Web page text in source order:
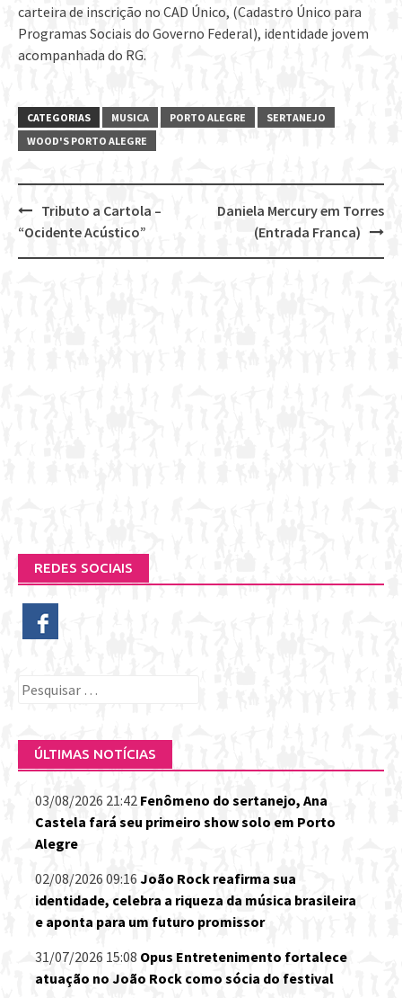
carteira de inscrição no CAD Único, (Cadastro Único para
Programas Sociais do Governo Federal), identidade jovem
acompanhada do RG.
CATEGORIAS MUSICA PORTO ALEGRE
SERTANEJO
WOOD'S PORTO ALEGRE
Post
navigation
Daniela Mercury em Torres
(Entrada Franca)
Tributo a Cartola –
“Ocidente Acústico”
REDES SOCIAIS
Pesquisar
ÚLTIMAS NOTÍCIAS
03/08/2026 21:42 Fenômeno do sertanejo, Ana
Castela fará seu primeiro show solo em Porto
Alegre
02/08/2026 09:16 João Rock reafirma sua
identidade, celebra a riqueza da música brasileira
e aponta para um futuro promissor
31/07/2026 15:08 Opus Entretenimento fortalece
atuação no João Rock como sócia do festival